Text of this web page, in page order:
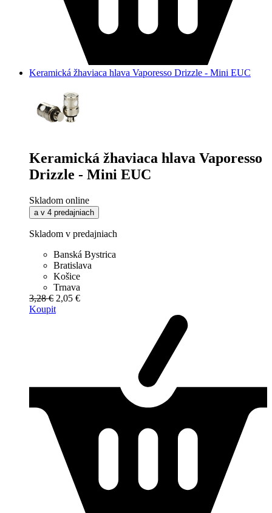
Keramická žhaviaca hlava Vaporesso Drizzle - Mini EUC
Keramická žhaviaca hlava Vaporesso
Drizzle - Mini EUC
Skladom online
a v 4 predajniach
Skladom v predajniach
Banská Bystrica
Bratislava
Košice
Trnava
3,28 € 2,05 €
Koupit